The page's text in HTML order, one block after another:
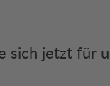
sich jetzt für